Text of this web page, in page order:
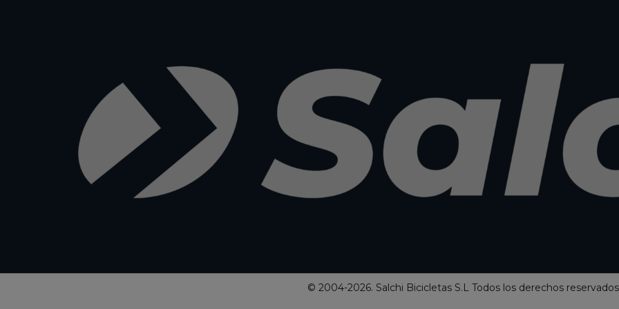
© 2004-2026. Salchi Bicicletas S.L Todos los derechos